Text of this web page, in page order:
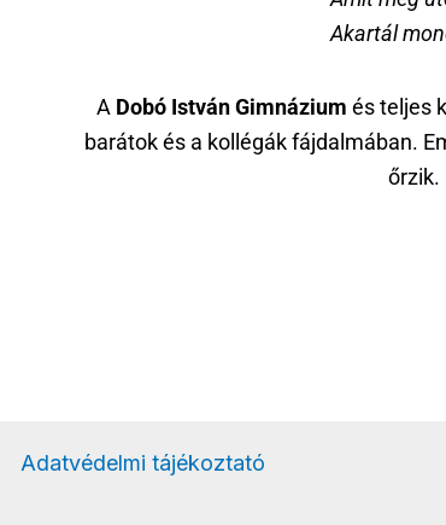
Akartál
A Dobó István Gimnázium és teljes
barátok és a kollégák fájdalmában.
őrzik.
Adatvédelmi tájékoztató